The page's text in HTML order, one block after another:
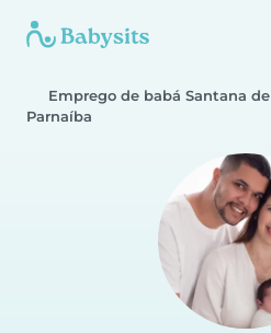
Emprego de babá Santana de
Parnaíba